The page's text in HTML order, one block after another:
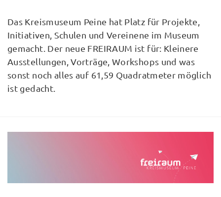
Das Kreismuseum Peine hat Platz für Projekte,
Initiativen, Schulen und Vereinene im Museum
gemacht. Der neue FREIRAUM ist für: Kleinere
Ausstellungen, Vorträge, Workshops und was
sonst noch alles auf 61,59 Quadratmeter möglich
ist gedacht.